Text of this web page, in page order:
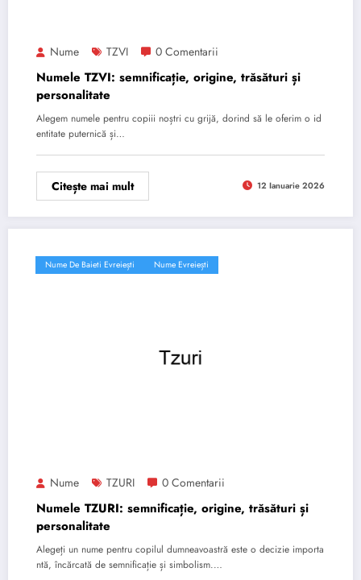
Nume TZVI 0 Comentarii
Numele TZVI: semnificație, origine, trăsături și
personalitate
Alegem numele pentru copiii noștri cu grijă, dorind să le oferim o id
entitate puternică și…
Citește mai mult 12 Ianuarie 2026
Nume De Baieti Evreiești Nume Evreiești
Nume TZURI 0 Comentarii
Numele TZURI: semnificație, origine, trăsături și
personalitate
Alegeți un nume pentru copilul dumneavoastră este o decizie importa
ntă, încărcată de semnificație și simbolism.…